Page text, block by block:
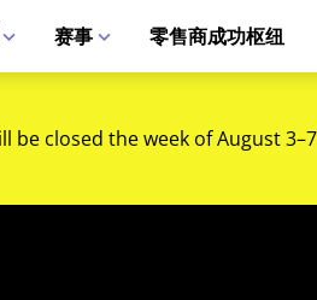
赛事 零售商成功枢纽
be closed the week of August